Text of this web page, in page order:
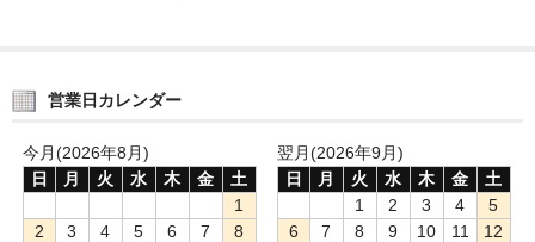
営業日カレンダー
今月(2026年8月)
日
月 火 水 木 金
土
1
2
3 4 5 6 7
8
翌月(2026年9月)
日
月 火 水 木 金
土
1
2 3 4
5
6
7 8 9 10 11
12